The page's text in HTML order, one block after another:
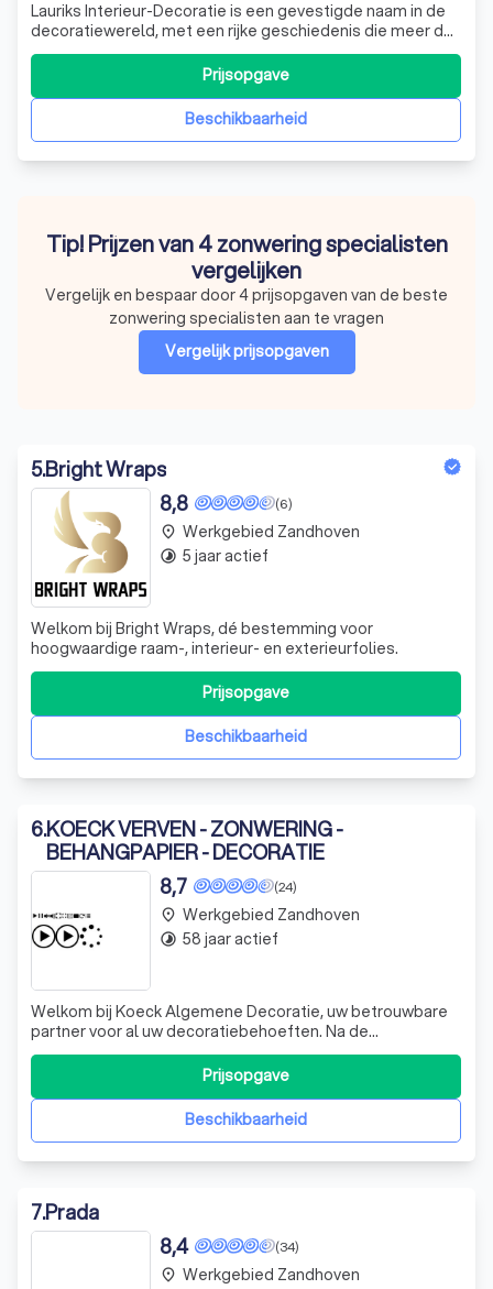
Lauriks Interieur-Decoratie is een gevestigde naam in de
decoratiewereld, met een rijke geschiedenis die meer dan
een eeuw teruggaat. Als familiebedrijf van de zesde
generatie, zijn we trots op onze uitgebreide collectie van
de nieuwste interieurontwerpen. Of u nu op zoek bent
naar een klassieke ofBeschikbaarheid
Prijsopgave
Tip! Prijzen van 4 zonwering specialisten
vergelijken
Vergelijk en bespaar door 4 prijsopgaven van de beste
zonwering specialisten aan te vragen
Vergelijk prijsopgaven
5.Bright Wraps
(6)
8,8
Welkom bij Bright Wraps, dé bestemming voor
hoogwaardige raam-, interieur- en exterieurfolies.
Beschikbaarheid
Prijsopgave
place Werkgebied Zandhoven
timelapse 5 jaar actief
6.KOECK VERVEN - ZONWERING -
BEHANGPAPIER - DECORATIE
(24)
8,7
Welkom bij Koeck Algemene Decoratie, uw betrouwbare
partner voor al uw decoratiebehoeften. Na de
succesvolle fusie van Koeck bv en Sys Verven, hebben we
onze krachten gebundeld om u een nog betere service te
bieden. Onze winkels zijn uw one-stop-shop voor de
aankoop van verven en materialen, technis
Beschikbaarheid
Prijsopgave
place Werkgebied Zandhoven
timelapse 58 jaar actief
7.Prada
(34)
8,4
place Werkgebied Zandhoven